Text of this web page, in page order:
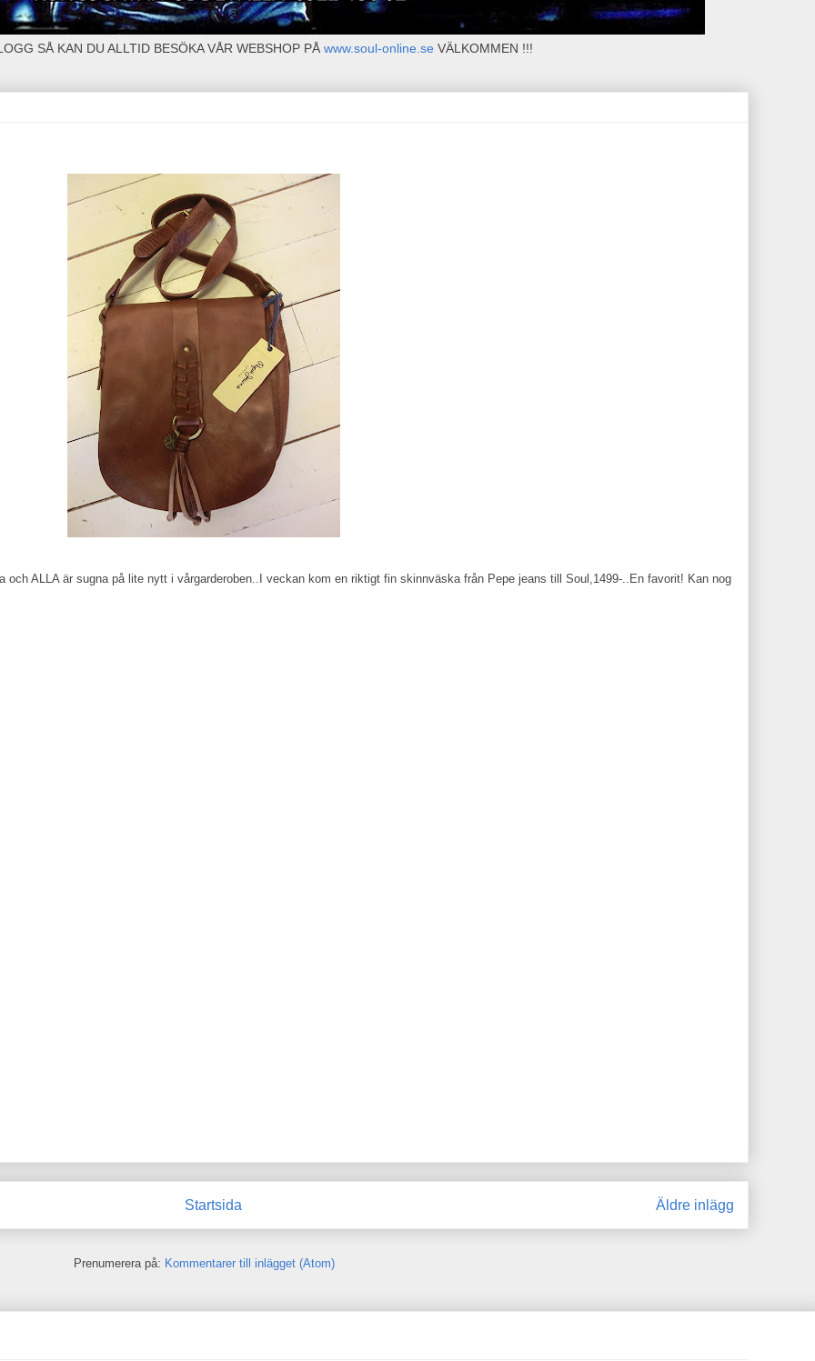
SÅ KAN DU ALLTID BESÖKA VÅR WEBSHOP PÅ www.soul-online.se VÄLKOMMEN !!!
ALLA är sugna på lite nytt i vårgarderoben..I veckan kom en riktigt fin skinnväska från Pepe jeans till Soul,1499-..En favorit! Kan nog
Äldre inlägg
Startsida
Prenumerera på: Kommentarer till inlägget (Atom)